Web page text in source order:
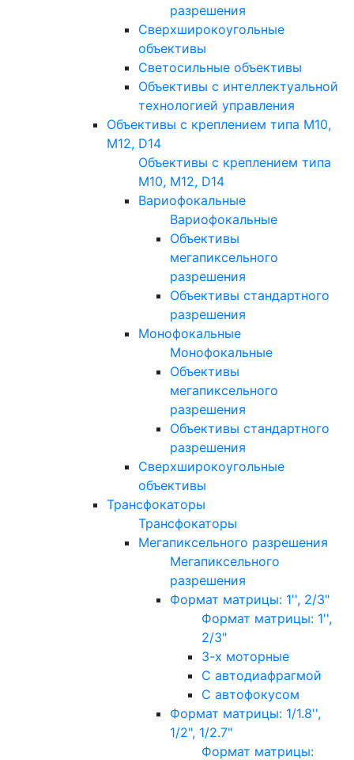
разрешения
Сверхширокоугольные
объективы
Светосильные объективы
Объективы с интеллектуальной
технологией управления
Объективы с креплением типа M10,
M12, D14
Объективы с креплением типа
M10, M12, D14
Вариофокальные
Вариофокальные
Объективы
мегапиксельного
разрешения
Объективы стандартного
разрешения
Монофокальные
Монофокальные
Объективы
мегапиксельного
разрешения
Объективы стандартного
разрешения
Сверхширокоугольные
объективы
Трансфокаторы
Трансфокаторы
Мегапиксельного разрешения
Мегапиксельного
разрешения
Формат матрицы: 1'', 2/3"
Формат матрицы: 1'',
2/3"
3-х моторные
С автодиафрагмой
С автофокусом
Формат матрицы: 1/1.8'',
1/2", 1/2.7"
Формат матрицы: